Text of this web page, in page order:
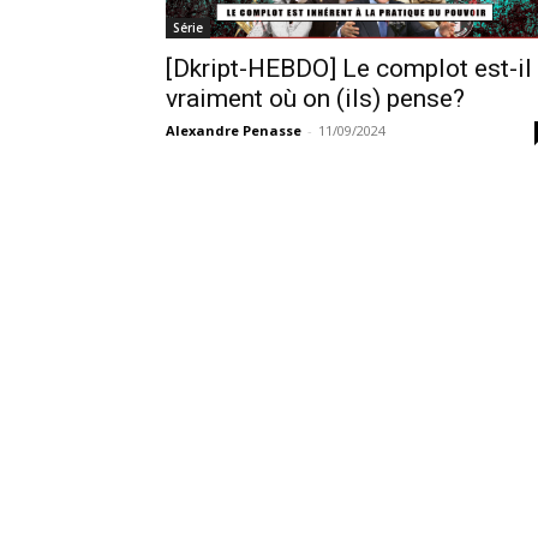
Série
[Dkript-HEBDO] Le complot est-il
vraiment où on (ils) pense?
Alexandre Penasse - 11/09/2024